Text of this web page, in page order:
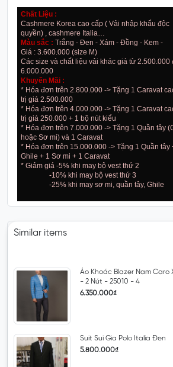
Chất Liệu :
Cashmere Korea cao cấp ( Vải nhập khẩu độc
quyền) , cashmere Italia…
Màu sắc : Trắng - Đen - Xám - Đồng - Kem -
Giá : 3.600.000 (size M)
Các size và chất liệu vải khác giá từ 2.500.000
6.000.000
Khuyến Mãi :
* Hóa đơn trên 2.800.000 -> Tặng 1 Caravat
trị giá 2.500.000
* Hóa đơn trên 4.000.000 -> Tặng 1 Caravat
trị giá 250.000 + 1 bộ nút kiểu
* Hóa đơn trên 7.000.000 -> Tặng 1 Quần tây
hoặc Sơ mi) và 1 Caravat
* Hóa đơn trên 15.000.000 -> Tặng 1 Quần tây
Ghile + 1 Sơ mi + 1 Caravat
* Giảm giá -5% khi may bộ vest thứ 2
-10% khi may bộ vest thứ 3
-25% khi may sơ mi, quần tây, Ghile
Similar items
Áo Khoác Blazer Nam Caro
- 2 Nút - 25010 - 4
6.350.000₫
Suit Sui Gia Polo Italia Đen
5.800.000₫